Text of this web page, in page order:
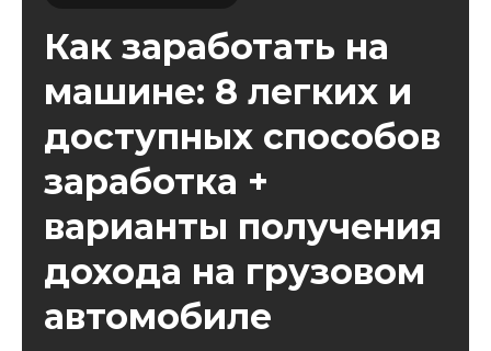
Как заработать на
машине: 8 легких и
доступных способов
заработка +
варианты получения
дохода на грузовом
автомобиле